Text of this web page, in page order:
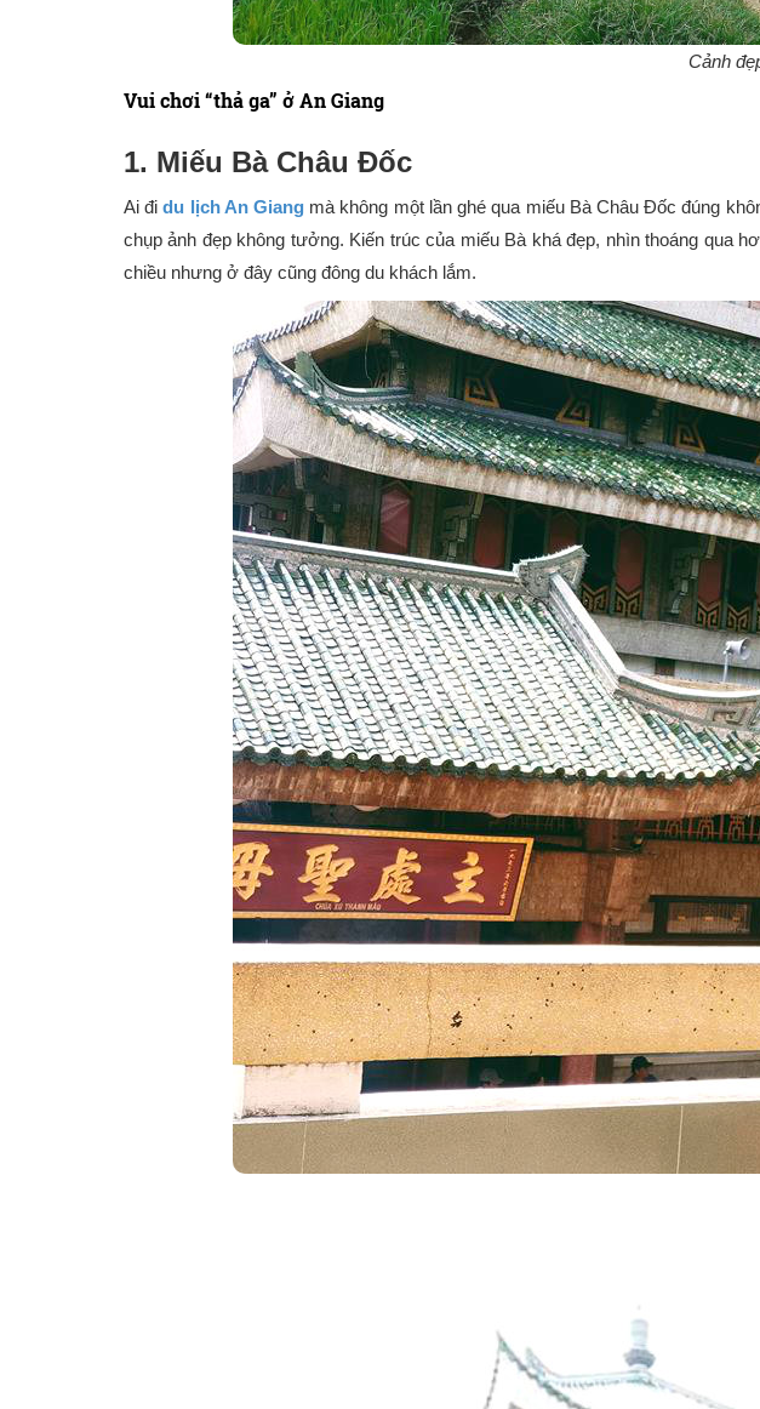
Cảnh
Vui chơi “thả ga” ở An Giang
1. Miếu Bà Châu Đốc
Ai đidu lịch An Giang mà không một lần ghé qua miếu Bà Châu Đốc đúng
chụp ảnh đẹp không tưởng. Kiến trúc của miếu Bà khá đẹp, nhìn thoáng qua
chiều nhưng ở đây cũng đông du khách lắm.